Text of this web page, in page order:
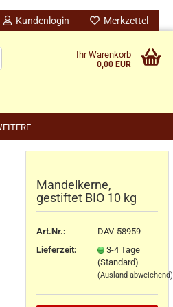
Kundenlogin Merkzettel
Ihr Warenkorb
0,00 EUR
kreativ anzeigen
Mandelkerne,
gestiftet BIO 10 kg
Art.Nr.:
DAV-58959
Lieferzeit:
3-4 Tage
(Standard)
(Ausland abweichend)